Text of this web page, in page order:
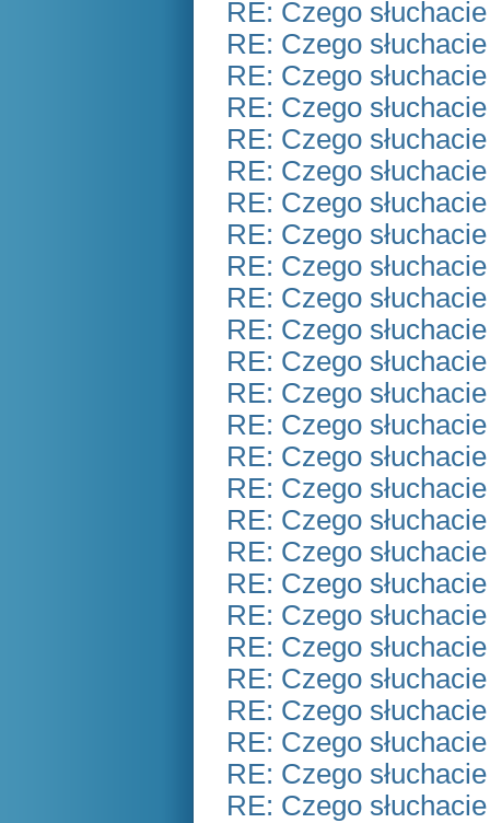
RE: Czego
RE: Czego
RE: Czego
RE: Czego
RE: Czego
RE: Czego
RE: Czego
RE: Czego
RE: Czego
RE: Czego
RE: Czego
RE: Czego
RE: Czego
RE: Czego
RE: Czego
RE: Czego
RE: Czego
RE: Czego
RE: Czego
RE: Czego
RE: Czego
RE: Czego
RE: Czego
RE: Czego
RE: Czego
RE: Czego